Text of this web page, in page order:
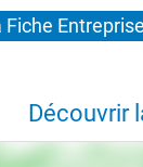
Fiche Entreprise
Découvrir